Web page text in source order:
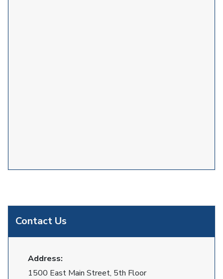
Contact Us
Address:
1500 East Main Street, 5th Floor